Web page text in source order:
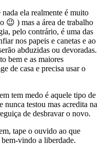
ela realmente é muito
😉 ) mas a área de trabalho
pelo contrário, é uma das
nos papeis e canetas e ao
abduzidas ou devoradas.
bem e as maiores
de casa e precisa usar o
tem medo é aquele tipo de
nunca testou mas acredita na
de desbravar o novo.
tape o ouvido ao que
vindo a liberdade.